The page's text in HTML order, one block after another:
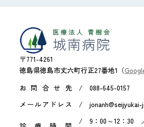
〒771-4261
徳島県徳島市丈六町行正27番地1（
お問合せ先
088-645-0157
メールアドレス
jonanh@seijyukai-
9：00～12：30